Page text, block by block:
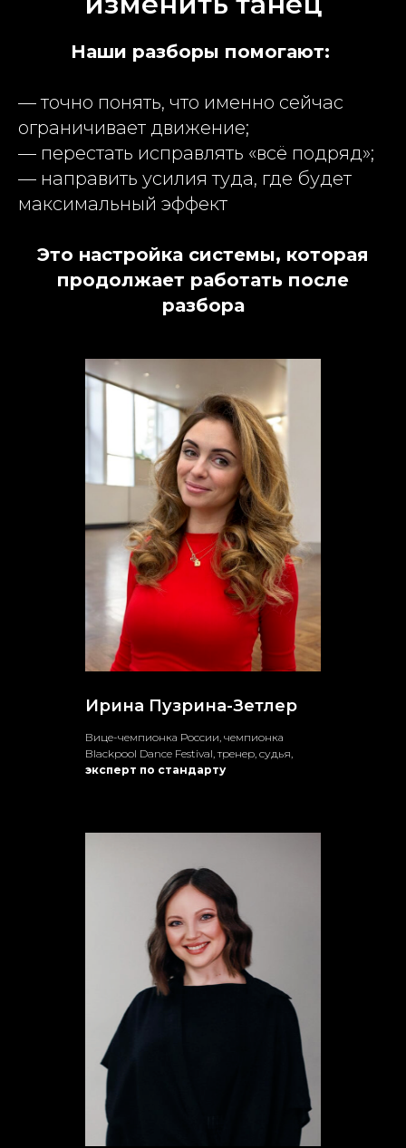
Наши разборы помогают:
— точно понять, что именно сейчас
ограничивает движение;
— перестать исправлять «всё подряд»;
— направить усилия туда, где будет
максимальный эффект
Это настройка системы, которая
продолжает работать после
разбора
Ирина Пузрина-Зетлер
Вице-чемпионка России, чемпионка
Blackpool Dance Festival, тренер, судья,
эксперт по стандарту